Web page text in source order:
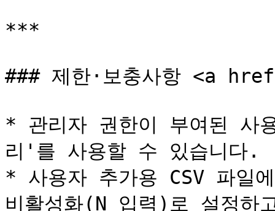
***
### 제한·보충사항 <a
* 관리자 권한이 부여된 사
리'를 사용할 수 있습니다.
* 사용자 추가용 CSV 파일
비활성화(N 입력)로 설정하